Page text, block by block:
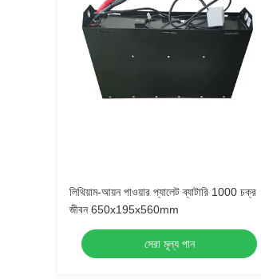
লিথিয়াম-আয়ন পাওয়ার প্যালেট ব্যাটারি 1000 চক্র
জীবন 650x195x560mm
সেরা মূল্য পান